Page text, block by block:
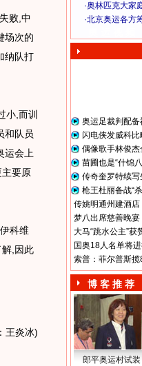
败,中
场次的
纳队打
小,而训
和队员
运会上
要原
科维
,因此
王炎冰)
·奥林匹克大家
·北京奥运各方
奥运足裁判配备
闪电侠发威科比
偶像歌手林俊杰
苗圃也是“什锦
传奇奎罗特续写
枪王杜丽备战“
传姚明通州建酒
梦八出席慈善晚
大马“跳水公主”获
国奥18人名单将
索普：菲尔普斯
博 客 推 荐
郎平奥运村试装